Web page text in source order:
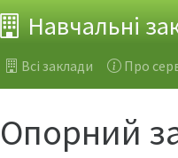
Навчальні
Всі заклади Про
Опорний